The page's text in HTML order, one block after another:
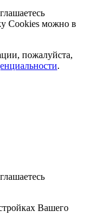
Cookies можно в
пожалуйста,
.
Вашего